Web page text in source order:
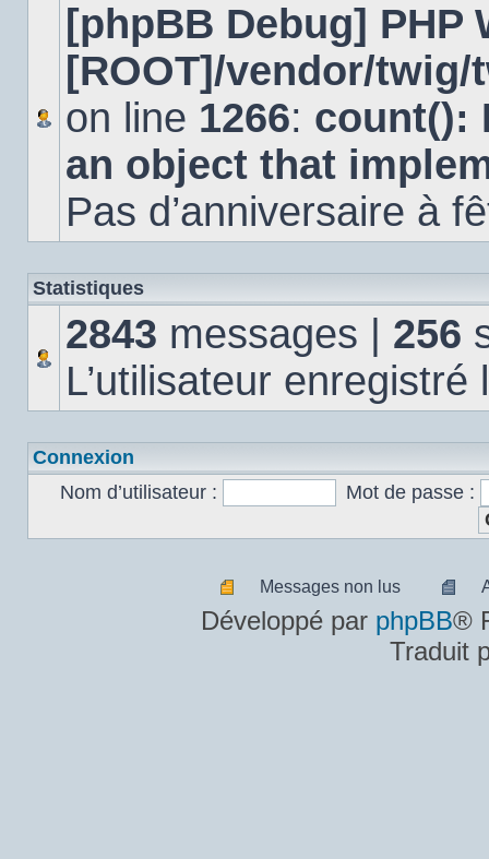
[phpBB Debug] PHP
[ROOT]/vendor/
on line 1266: count():
an object that
Pas d’anniversaire à
Statistiques
2843 messages | 256
L’utilisateur
Connexion
Nom d’utilisateur :
Mot de passe :
Messages
non
Messages non lus
lu
Développé par phpBB®
Traduit